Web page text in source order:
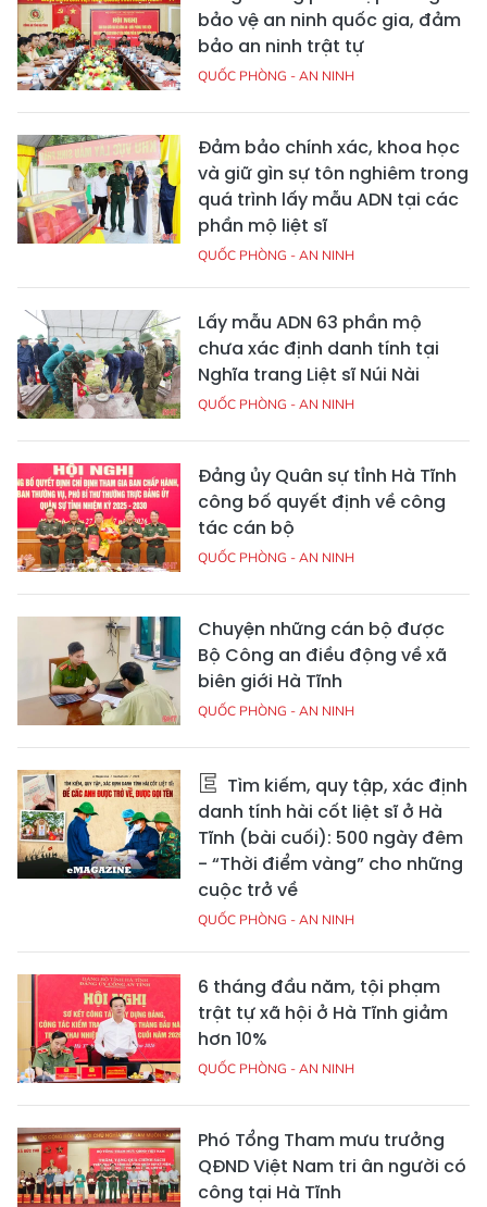
bảo vệ an ninh quốc gia, đảm
bảo an ninh trật tự
QUỐC PHÒNG - AN NINH
Đảm bảo chính xác, khoa học
và giữ gìn sự tôn nghiêm trong
quá trình lấy mẫu ADN tại các
phần mộ liệt sĩ
QUỐC PHÒNG - AN NINH
Lấy mẫu ADN 63 phần mộ
chưa xác định danh tính tại
Nghĩa trang Liệt sĩ Núi Nài
QUỐC PHÒNG - AN NINH
Đảng ủy Quân sự tỉnh Hà Tĩnh
công bố quyết định về công
tác cán bộ
QUỐC PHÒNG - AN NINH
Chuyện những cán bộ được
Bộ Công an điều động về xã
biên giới Hà Tĩnh
QUỐC PHÒNG - AN NINH
Tìm kiếm, quy tập, xác định
danh tính hài cốt liệt sĩ ở Hà
Tĩnh (bài cuối): 500 ngày đêm
- “Thời điểm vàng” cho những
cuộc trở về
QUỐC PHÒNG - AN NINH
6 tháng đầu năm, tội phạm
trật tự xã hội ở Hà Tĩnh giảm
hơn 10%
QUỐC PHÒNG - AN NINH
Phó Tổng Tham mưu trưởng
QĐND Việt Nam tri ân người có
công tại Hà Tĩnh